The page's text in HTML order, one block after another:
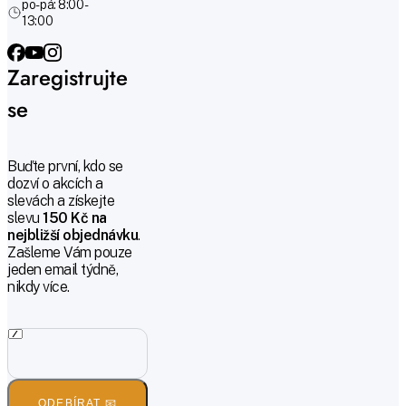
po-pá: 8:00 -
13:00
Zaregistrujte
se
Buďte první, kdo se
dozví o akcích a
slevách a získejte
slevu150 Kč na
nejbližší objednávku.
Zašleme Vám pouze
jeden email týdně,
nikdy více.
ODEBÍRAT 📧